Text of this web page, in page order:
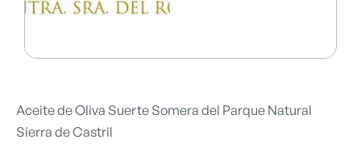
Aceite de Oliva Suerte Somera del Parque Natural
Sierra de Castril